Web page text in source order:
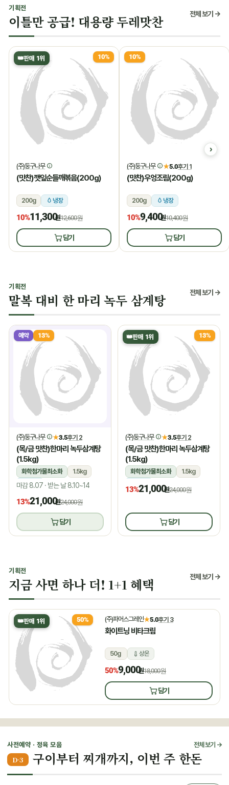
기획전
이틀만 공급! 대용량 두레맛찬 전체 보기 →
👑판매 1위 10%
(주)둥구나무
(맛찬)깻잎순들깨볶음(200g)
200g 냉장
10%11,300원12,600원
담기
10%
(주)둥구나무 ★5.0후기 1
(맛찬)우엉조림(200g)
200g 냉장
10%9,400원10,400원
담기
기획전
말복 대비 한 마리 녹두 삼계탕 전체 보기 →
예약 13%
(주)둥구나무 ★3.5후기 2
(목/금 맛찬)한마리 녹두삼계탕
(1.5kg)
화학첨가물최소화
1.5kg
냉장
마감 8.07 · 받는 날 8.10~14
13%21,000원24,000원
담기
👑판매 1위 13%
(주)둥구나무 ★3.5후기 2
(목/금 맛찬)한마리 녹두삼계탕
(1.5kg)
화학첨가물최소화
1.5kg
냉장
13%21,000원24,000원
담기
기획전
지금 사면 하나 더! 1+1 혜택 전체 보기 →
👑판매 1위 50% (주)파머스그레인★5.0후기 3
화이트닝 비타크림
50g 상온
50%9,000원18,000원
담기
사전예약 · 정육 모음 전체 보기 →
D-3 구이부터 찌개까지, 이번 주 한돈